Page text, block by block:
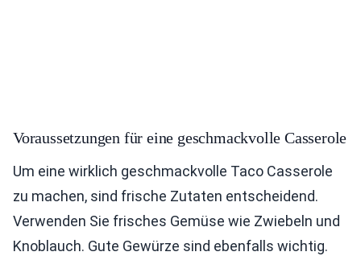
Voraussetzungen für eine geschmackvolle Casserole
Um eine wirklich geschmackvolle Taco Casserole
zu machen, sind frische Zutaten entscheidend.
Verwenden Sie frisches Gemüse wie Zwiebeln und
Knoblauch. Gute Gewürze sind ebenfalls wichtig.